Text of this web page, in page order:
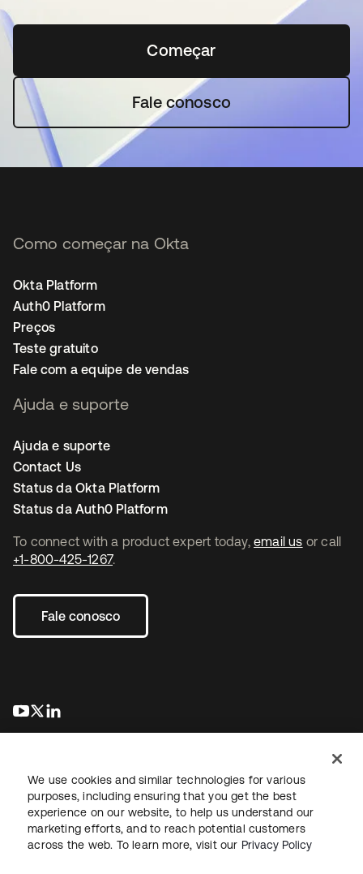
Começarabre em uma nova guia
Fale conosco
To connect with a product expert today, email us or call
+1-800-425-1267.
Fale conosco
abre em uma nova guia
abre em uma nova guia
Como começar na Okta
Okta Platform
Auth0 Platform
Preços
Teste gratuito
Fale com a equipe de vendas
Ajuda e suporte
Ajuda e suporte
Contact Us
Status da Okta Platform
Status da Auth0 Platform
JurídicoPolítica de privacidadeTermos do siteSegurança
Mapa do sitePreferências de cookies
We use cookies and similar technologies for various
purposes, including ensuring that you get the best
experience on our website, to help us understand our
marketing efforts, and to reach potential customers
across the web. To learn more, visit our Privacy Policy